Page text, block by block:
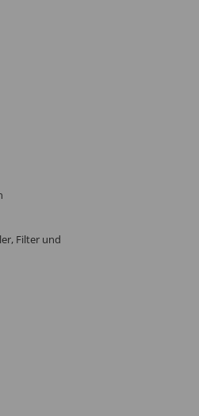
Filter und